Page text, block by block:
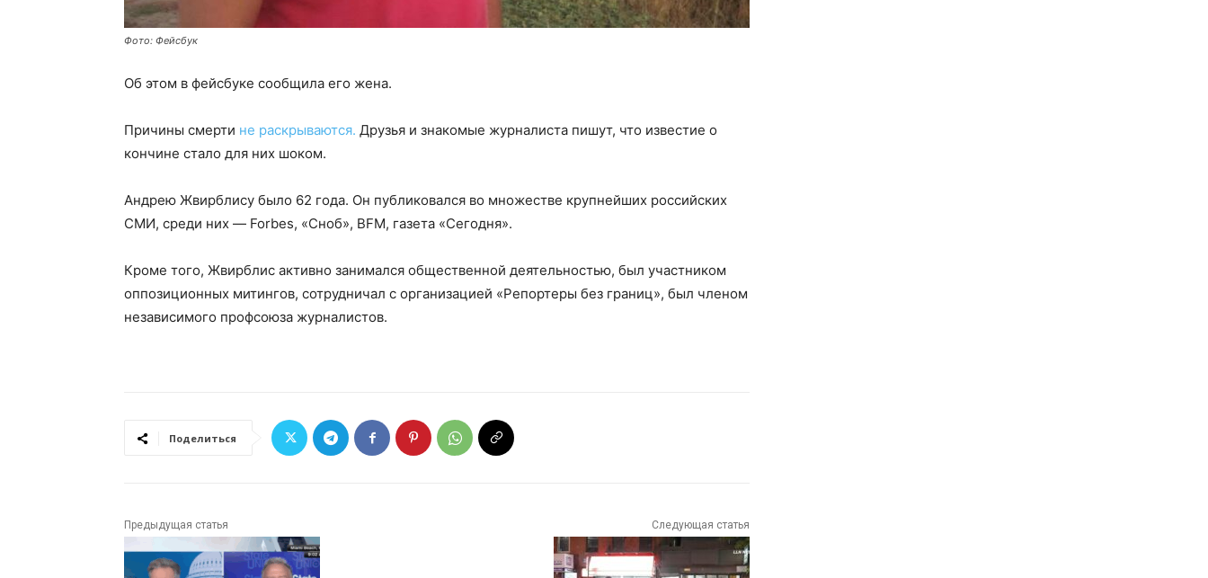
Фото: Фейсбук
Об этом в фейсбуке сообщила его жена.
Причины смерти не раскрываются. Друзья и знакомые журналиста пишут, что известие о
кончине стало для них шоком.
Андрею Жвирблису было 62 года. Он публиковался во множестве крупнейших российских
СМИ, среди них — Forbes, «Сноб», BFM, газета «Сегодня».
Кроме того, Жвирблис активно занимался общественной деятельностью, был участником
оппозиционных митингов, сотрудничал с организацией «Репортеры без границ», был членом
независимого профсоюза журналистов.
Поделиться
Предыдущая статья Следующая статья